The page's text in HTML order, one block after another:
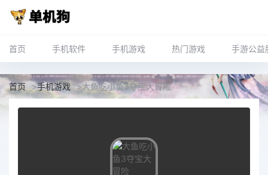
首页 手机软件 手机游戏 热门游戏 手游公益
首页 >手机游戏 >大鱼吃小鱼3夺宝大冒险